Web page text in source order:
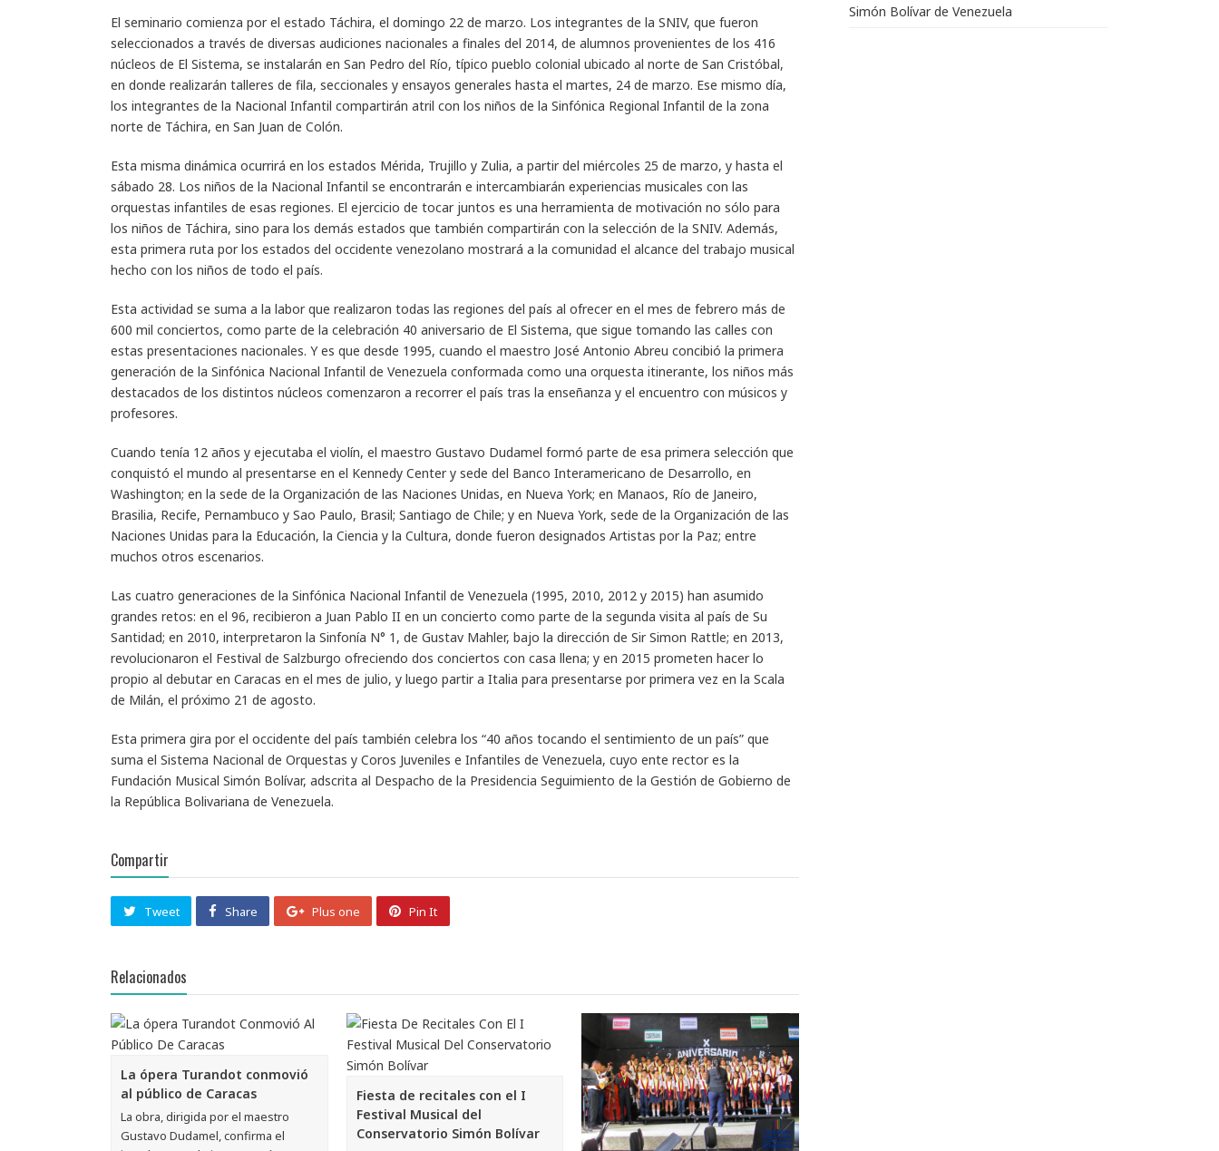
El seminario comienza por el estado Táchira, el domingo 22 de marzo. Los integrantes de la SNIV, que fueron
seleccionados a través de diversas audiciones nacionales a finales del 2014, de alumnos provenientes de los 416
núcleos de El Sistema, se instalarán en San Pedro del Río, típico pueblo colonial ubicado al norte de San Cristóbal,
en donde realizarán talleres de fila, seccionales y ensayos generales hasta el martes, 24 de marzo. Ese mismo día,
los integrantes de la Nacional Infantil compartirán atril con los niños de la Sinfónica Regional Infantil de la zona
norte de Táchira, en San Juan de Colón.
Esta misma dinámica ocurrirá en los estados Mérida, Trujillo y Zulia, a partir del miércoles 25 de marzo, y hasta el
sábado 28. Los niños de la Nacional Infantil se encontrarán e intercambiarán experiencias musicales con las
orquestas infantiles de esas regiones. El ejercicio de tocar juntos es una herramienta de motivación no sólo para
los niños de Táchira, sino para los demás estados que también compartirán con la selección de la SNIV. Además,
esta primera ruta por los estados del occidente venezolano mostrará a la comunidad el alcance del trabajo musical
hecho con los niños de todo el país.
Esta actividad se suma a la labor que realizaron todas las regiones del país al ofrecer en el mes de febrero más de
600 mil conciertos, como parte de la celebración 40 aniversario de El Sistema, que sigue tomando las calles con
estas presentaciones nacionales. Y es que desde 1995, cuando el maestro José Antonio Abreu concibió la primera
generación de la Sinfónica Nacional Infantil de Venezuela conformada como una orquesta itinerante, los niños más
destacados de los distintos núcleos comenzaron a recorrer el país tras la enseñanza y el encuentro con músicos y
profesores.
Cuando tenía 12 años y ejecutaba el violín, el maestro Gustavo Dudamel formó parte de esa primera selección que
conquistó el mundo al presentarse en el Kennedy Center y sede del Banco Interamericano de Desarrollo, en
Washington; en la sede de la Organización de las Naciones Unidas, en Nueva York; en Manaos, Río de Janeiro,
Brasilia, Recife, Pernambuco y Sao Paulo, Brasil; Santiago de Chile; y en Nueva York, sede de la Organización de las
Naciones Unidas para la Educación, la Ciencia y la Cultura, donde fueron designados Artistas por la Paz; entre
muchos otros escenarios.
Las cuatro generaciones de la Sinfónica Nacional Infantil de Venezuela (1995, 2010, 2012 y 2015) han asumido
grandes retos: en el 96, recibieron a Juan Pablo II en un concierto como parte de la segunda visita al país de Su
Santidad; en 2010, interpretaron la Sinfonía N° 1, de Gustav Mahler, bajo la dirección de Sir Simon Rattle; en 2013,
revolucionaron el Festival de Salzburgo ofreciendo dos conciertos con casa llena; y en 2015 prometen hacer lo
propio al debutar en Caracas en el mes de julio, y luego partir a Italia para presentarse por primera vez en la Scala
de Milán, el próximo 21 de agosto.
Esta primera gira por el occidente del país también celebra los “40 años tocando el sentimiento de un país” que
suma el Sistema Nacional de Orquestas y Coros Juveniles e Infantiles de Venezuela, cuyo ente rector es la
Fundación Musical Simón Bolívar, adscrita al Despacho de la Presidencia Seguimiento de la Gestión de Gobierno de
la República Bolivariana de Venezuela.
Compartir
Tweet Share Plus one Pin It
Relacionados
La ópera Turandot conmovió
al público de Caracas
La obra, dirigida por el maestro
Gustavo Dudamel, confirma el
Fiesta de recitales con el I
Festival Musical del
Conservatorio Simón Bolívar
Simón Bolívar de Venezuela